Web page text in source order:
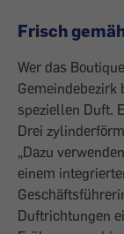
Frisch
Wer das
speziellen Duft.
Drei
„Dazu
einem
Duftrichtungen